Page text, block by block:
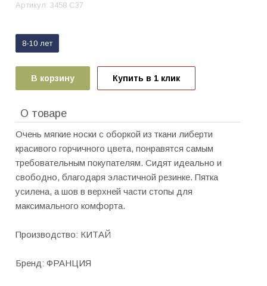
Артикул: 3458 С37
8-10 лет
В корзину Купить в 1 клик
О товаре
Очень мягкие носки c оборкой из ткани либерти
красивого горчичного цвета, понравятся самым
требовательным покупателям. Сидят идеально и
свободно, благодаря эластичной резинке. Пятка
усилена, а шов в верхней части стопы для
максимального комфорта.
Производство: КИТАЙ
Бренд: ФРАНЦИЯ